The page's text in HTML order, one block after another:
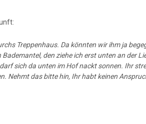
Treppenhaus. Da könnten wir ihm ja
den ziehe ich erst unten an der
sich da unten im Hof nackt sonnen. Ihr
Nehmt das bitte hin, Ihr habt keinen